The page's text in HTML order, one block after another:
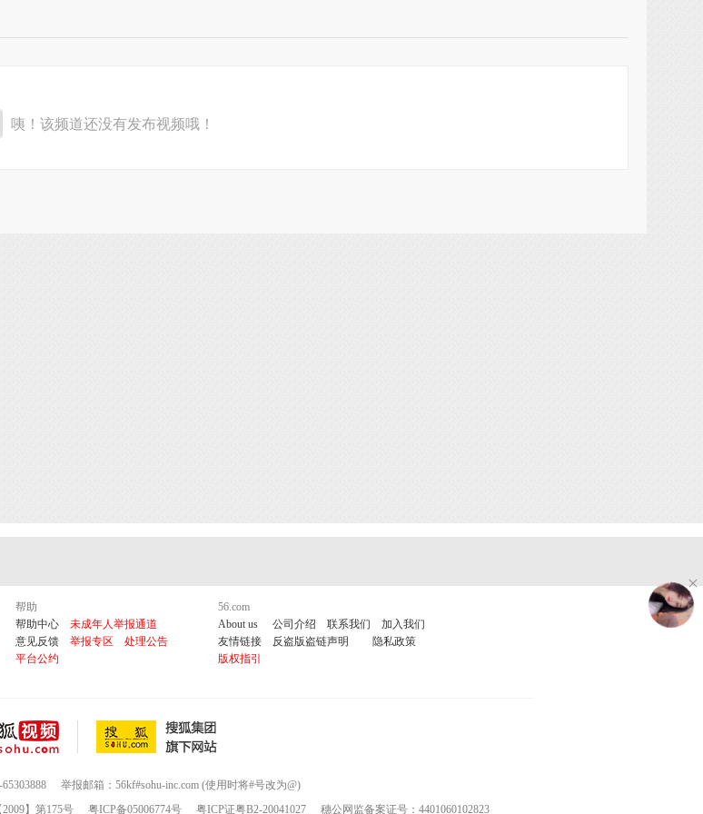
咦！该频道还没有发布视频哦！
帮助
帮助中心
未成年人举报通道
意见反馈
举报专区
处理公告
平台公约
56.com
About us
公司介绍 联系我们
加入我们
友情链接
反盗版盗链声明
隐私政策
版权指引
举报邮箱：56kf#sohu-inc.com (使用时将#号改为@)
】第175号 粤ICP备05006774号 粤ICP证粤B2-20041027 穗公网监备案证号：4401060102823